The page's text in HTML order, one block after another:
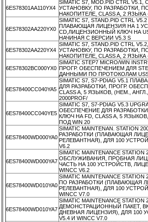
6ES78301AA110YX4
SIMATIC S7, MOD.PID CTRL
УСТАНОВКУ, ПО РАЗРАБОТКИ,
НАКОПИТЕЛЕ, CLASS A, 2
6ES78302AA220YX0
SIMATIC S7, STAND.PID
ПЛАВАЮЩАЯ ЛИЦЕНЗИЯ НА 1
CD,ЛИЦЕНЗИОННЫЙ КЛЮЧ НА
НАЧИНАЯ С ВЕРСИИ V5.3 S
6ES78302AA220YX4
SIMATIC S7, STAND.PID
УСТАНОВКУ, ПО РАЗРАБОТКИ,
НАКОПИТЕЛЕ, CLASS A, 2
6ES78302BC000YX0
SIMATIC STEP7 MICRO/WIN
ПРОГР. ОБЕСПЕЧЕНИЕМ ДЛЯ
ДАННЫМИ ПО ПРОТОКОЛАМ USS
6ES78400CC040YA5
SIMATIC S7, S7-PDIAG V5.1
ДЛЯ РАЗРАБОТКИ, ПРОГР.
CLASS A, 5 ЯЗЫКОВ, (НЕМ., АНГЛ.,
2000PROF/
6ES78400CC040YE5
SIMATIC S7, S7-PDIAG V5.3
ОБЕСПЕЧЕНИЕ ДЛЯ
КЛЮЧ НА FD, CLASS A, 5
ПОД WIN 20
6ES78400WD000YA0
SIMATIC MAINTENAN.
РАЗРАБОТКИ (ПЛАВАЮЩАЯ
РЕЛЕВАНТНАЯ), ДЛЯ 100
V6.2
6ES78400WD000YA7
SIMATIC MAINTENANCE
ОБСЛУЖИВАНИЯ, ПРОБНАЯ
ЧАСТЬ НА 100 УСТРОЙСТВ,
WINCC V6.2
6ES78400WD010YA0
SIMATIC MAINTENANCE
ПО РАЗРАБОТКИ (ПЛАВАЮЩАЯ
РЕЛЕВАНТНАЯ), ДЛЯ 100
WINCC V7.0
6ES78400WD010YA7
SIMATIC MAINTENANCE
ДЕМОНСТРАЦИОННЫЙ ПАКЕТ,
ДНЕВНАЯ ЛИЦЕНЗИЯ), ДЛЯ 100
V5.4 И WINCC V7.0